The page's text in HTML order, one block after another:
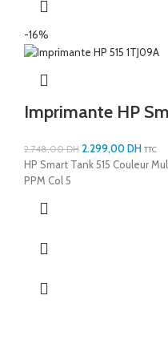
-16%
Imprimante HP
2.748,00DH 2.299,00DH TTC
HP Smart Tank 515 Couleur
PPM Col 5